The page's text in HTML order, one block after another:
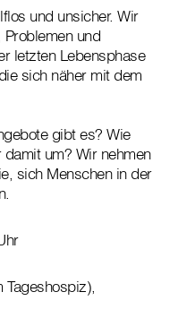
und unsicher. Wir
und
letzten Lebensphase
sich näher mit dem
gibt es? Wie
um? Wir nehmen
sich Menschen in der
Tageshospiz),